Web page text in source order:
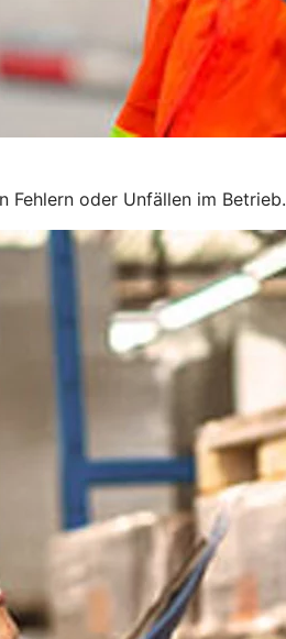
Fehlern oder Unfällen im Betrieb.